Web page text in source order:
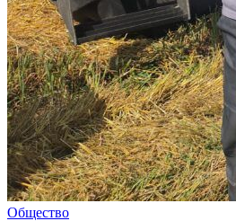
Общество